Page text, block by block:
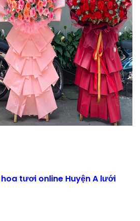
tươi online Huyện A lưới